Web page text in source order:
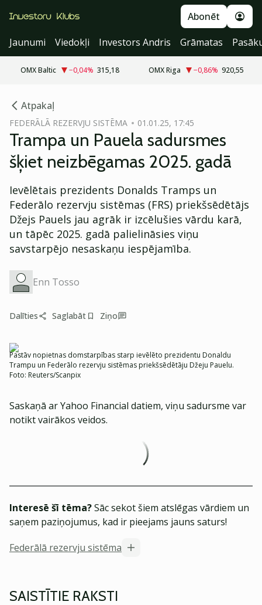
Abonēt
Jaunumi
Viedokļi Investors Andris Grāmatas
OMX Baltic −0,04% 315,18 OMX Riga −0,86% 920,55
Atpakaļ
FEDERĀLĀ REZERVJU SISTĒMA 01.01.25, 17:45
Trampa un Pauela sadursmes
šķiet neizbēgamas 2025. gadā
Ievēlētais prezidents Donalds Tramps un
Federālo rezervju sistēmas (FRS) priekšsēdētājs
Džejs Pauels jau agrāk ir izcēlušies vārdu karā,
un tāpēc 2025. gadā palielināsies viņu
savstarpējo nesaskaņu iespējamība.
Enn Tosso
Dalīties Saglabāt Ziņo
Pastāv nopietnas domstarpības starp ievēlēto prezidentu Donaldu
Trampu un Federālo rezervju sistēmas priekšsēdētāju Džeju Pauelu.
Foto: Reuters/Scanpix
Saskaņā ar Yahoo Financial datiem, viņu sadursme var
notikt vairākos veidos.
Interesē šī tēma?Sāc sekot šiem atslēgas vārdiem un
saņem paziņojumus, kad ir pieejams jauns saturs!
Federālā rezervju sistēma
SAISTĪTIE RAKSTI